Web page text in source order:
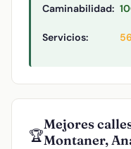
Caminabilidad:
Servicios: 56
🏆
Mejores
Montaner,